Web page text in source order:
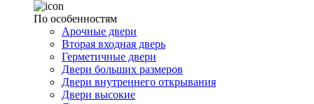
По особенностям
Арочные двери
Вторая входная дверь
Герметичные двери
Двери больших размеров
Двери внутреннего открывания
Двери высокие